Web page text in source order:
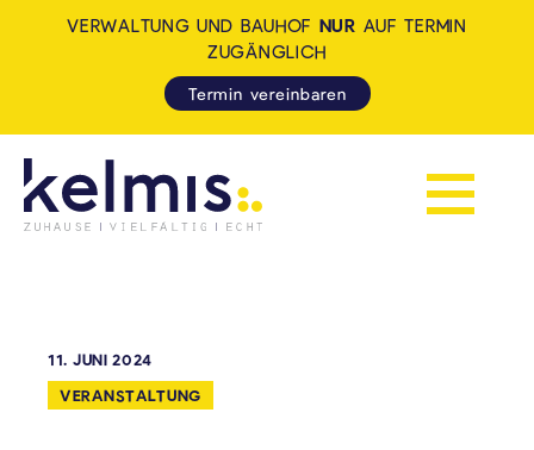
Navigation
VERWALTUNG UND BAUHOF NUR AUF TERMIN
ZUGÄNGLICH
Termin vereinbaren
11. JUNI 2024
VERANSTALTUNG